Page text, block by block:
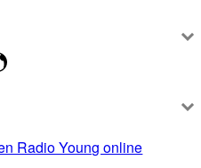
Radio Young online